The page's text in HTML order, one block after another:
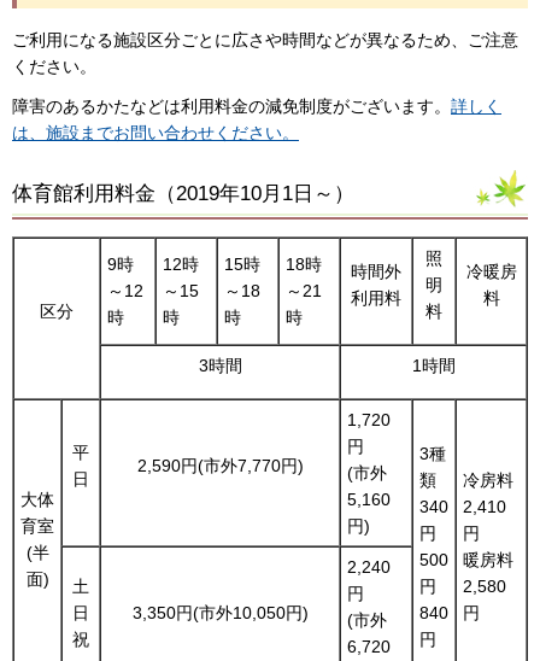
ご利用になる施設区分ごとに広さや時間などが異なるため、ご注意
ください。
障害のあるかたなどは利用料金の減免制度がございます。 詳しく
は、施設までお問い合わせください。
体育館利用料金（2019年10月1日～）
区分
9時
～12
時
12時
～15
時
15時
～18
時
18時
～21
時
時間外
利用料
照
明
料
冷暖房
料
3時間 1時間
大体
育室
(半
面)
平
日
2,590円(市外7,770円)
1,720
円
(市外
5,160
円)
3種
類
340
円
500
円
840
円
冷房料
2,410
円
暖房料
2,580
円
土
日
祝
3,350円(市外10,050円)
2,240
円
(市外
6,720